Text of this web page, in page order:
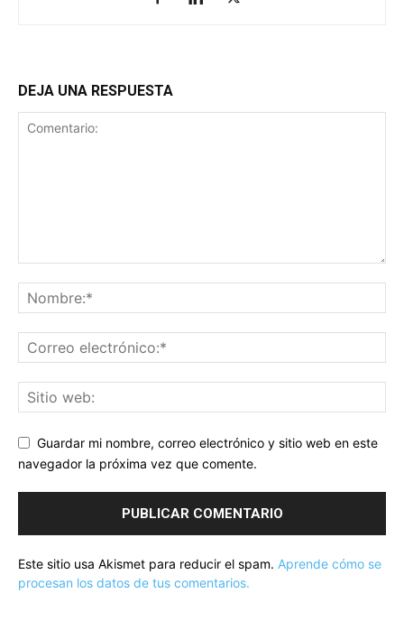
DEJA UNA RESPUESTA
Guardar mi nombre, correo electrónico y sitio web en este
navegador la próxima vez que comente.
Este sitio usa Akismet para reducir el spam. Aprende cómo se
procesan los datos de tus comentarios.